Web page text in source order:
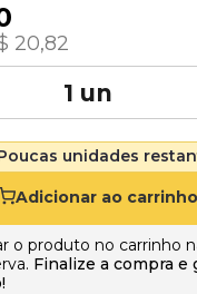
20,82
unidades
Adicionar ao carrinho
o produto no carrinho
Finalize a compra e